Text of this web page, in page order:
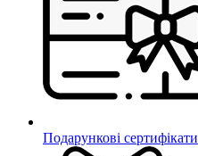
Подарункові сертифікати